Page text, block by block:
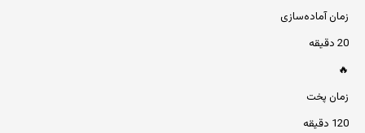
زمان آماده‌سازی
20 دقیقه
🔥
زمان پخت
120 دقیقه